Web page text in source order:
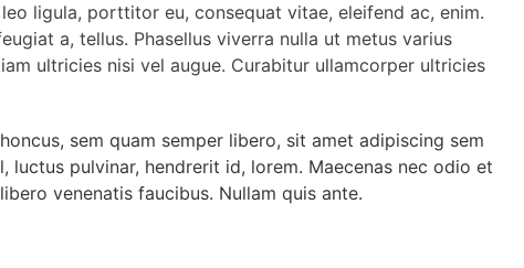
ligula, porttitor eu, consequat vitae, eleifend ac, enim.
a, tellus. Phasellus viverra nulla ut metus varius
ultricies nisi vel augue. Curabitur ullamcorper ultricies
sem quam semper libero, sit amet adipiscing sem
luctus pulvinar, hendrerit id, lorem. Maecenas nec odio et
venenatis faucibus. Nullam quis ante.